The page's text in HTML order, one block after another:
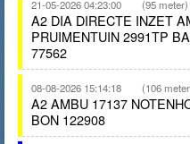
21-05-2026 04:23:00 (95 meter)
A2 DIA DIRECTE INZET
PRUIMENTUIN 2991TP
77562
08-08-2026 15:14:18 (106
A2 AMBU 17137
BON 122908